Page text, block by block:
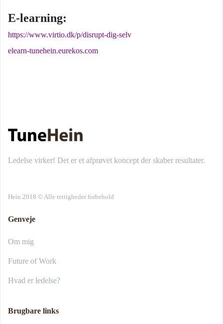
E-learning:
https://www.virtio.dk/p/disrupt-dig-selv
elearn-tunehein.eurekos.com
Ledelse virker! Det er et afprøvet koncept der skaber resultater.
Hein 2018 © Alle rettigheder forbehold
Genveje
Om mig
Future of Work
Hvad er ledelse?
Brugbare links